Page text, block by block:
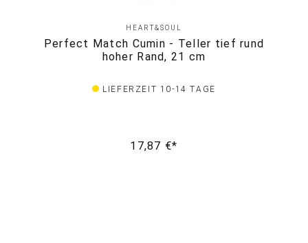
HEART&SOUL
Perfect Match Cumin - Teller tief rund
hoher Rand, 21 cm
LIEFERZEIT 10-14 TAGE
17,87 €*